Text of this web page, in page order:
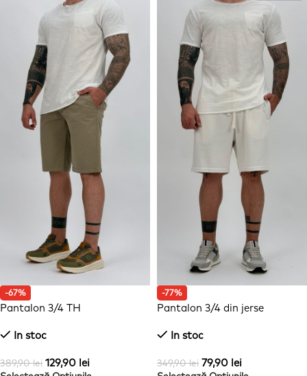
-67%
Pantalon 3/4 TH
In stoc
389,90lei 129,90 lei
-77%
Pantalon 3/4 din jerse
In stoc
349,90lei 79,90 lei